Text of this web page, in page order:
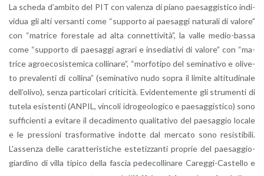
La sche­da d’am­bi­to del PIT con va­len­za di piano pae­sag­gi­sti­co in­di­
vi­dua gli alti ver­san­ti come “sup­por­to ai pae­sag­gi na­tu­ra­li di va­lo­re”
con “ma­tri­ce fo­re­sta­le ad alta con­net­ti­vi­tà”, la valle me­dio-bas­sa
come “sup­por­to di pae­sag­gi agra­ri e in­se­dia­ti­vi di va­lo­re” con “ma­
tri­ce agroe­co­si­ste­mi­ca col­li­na­re”, “mor­fo­ti­po del se­mi­na­ti­vo e oli­ve­
to pre­va­len­ti di col­li­na” (se­mi­na­ti­vo nudo sopra il li­mi­te al­ti­tu­di­na­le
del­l’o­li­vo), senza par­ti­co­la­ri cri­ti­ci­tà. Evi­den­te­men­te gli stru­men­ti di
tu­te­la esi­sten­ti (ANPIL, vin­co­li idro­geo­lo­gi­co e pae­sag­gi­sti­co) sono
suf­fi­cien­ti a evi­ta­re il de­ca­di­men­to qua­li­ta­ti­vo del pae­sag­gio lo­ca­le
e le pres­sio­ni tra­sfor­ma­ti­ve in­dot­te dal mer­ca­to sono re­si­sti­bi­li.
L’as­sen­za delle ca­rat­te­ri­sti­che este­tiz­zan­ti pro­prie del pae­sag­gio-
giar­di­no di villa ti­pi­co della fa­scia pe­de­col­li­na­re Ca­reg­gi-Ca­stel­lo e